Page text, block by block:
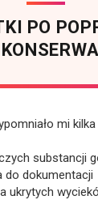
PO
mi
substancji
do dokumentacji
ukrytych